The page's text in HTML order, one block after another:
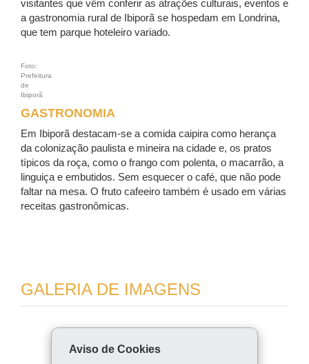
visitantes que vêm conferir as atrações culturais, eventos e
a gastronomia rural de Ibiporã se hospedam em Londrina,
que tem parque hoteleiro variado.
Foto:
Prefeitura
de
Ibiporã
GASTRONOMIA
Em Ibiporã destacam-se a comida caipira como herança
da colonização paulista e mineira na cidade e, os pratos
típicos da roça, como o frango com polenta, o macarrão, a
linguiça e embutidos. Sem esquecer o café, que não pode
faltar na mesa. O fruto cafeeiro também é usado em várias
receitas gastronômicas.
GALERIA DE IMAGENS
Aviso de Cookies